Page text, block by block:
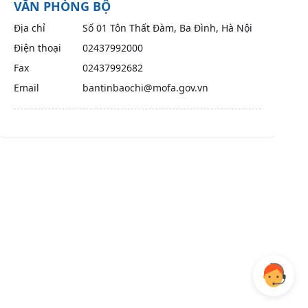
VĂN PHÒNG BỘ
Địa chỉ
Số 01 Tôn Thất Đàm, Ba Đình, Hà Nội
Điện thoại
02437992000
Fax
02437992682
Email
bantinbaochi@mofa.gov.vn